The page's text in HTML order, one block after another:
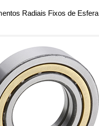
Radiais Fixos de Esfera